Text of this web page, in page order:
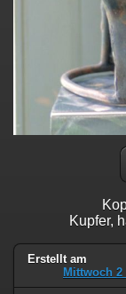
Kupfer,
Erstellt am
Mittwoch 2